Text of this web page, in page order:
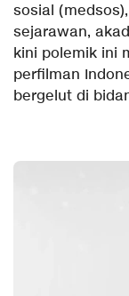
sosial
sejarawan,
kini polemik ini
perfilman
bergelut di